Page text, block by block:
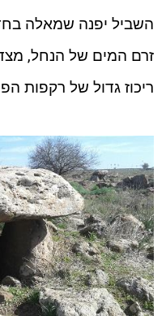
השביל יפנה שמאלה
זרם המים של הנחל,
ריכוז גדול של רקפות